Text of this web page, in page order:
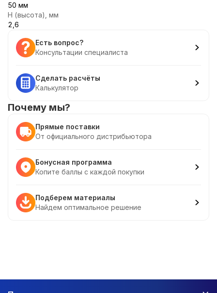
50 мм
Н (высота), мм
2,6
Есть вопрос?
Консультации специалиста
Сделать расчёты
Калькулятор
Почему мы?
Прямые поставки
От официального дистрибьютора
Бонусная программа
Копите баллы с каждой покупки
Подберем материалы
Найдем оптимальное решение